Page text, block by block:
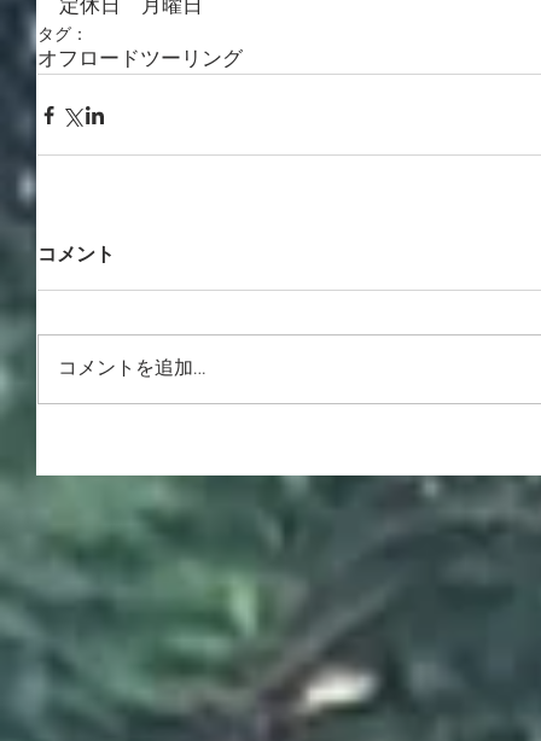
定休日　月曜日
タグ：
オフロードツーリング
コメント
コメントを追加…